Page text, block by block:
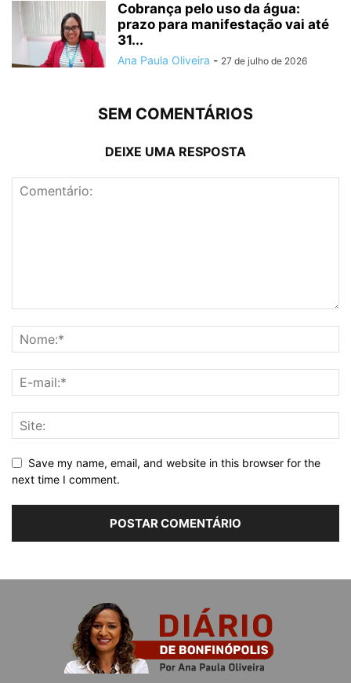
Cobrança pelo uso da água:
prazo para manifestação vai até
31...
Ana Paula Oliveira - 27 de julho de 2026
SEM COMENTÁRIOS
DEIXE UMA RESPOSTA
Save my name, email, and website in this browser for the
next time I comment.